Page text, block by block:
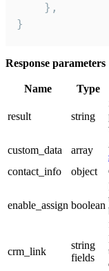
    },
}
Response parameters
Name Type
result string
custom_data
array
contact_info
object
enable_assign boolean
crm_link
string
fields